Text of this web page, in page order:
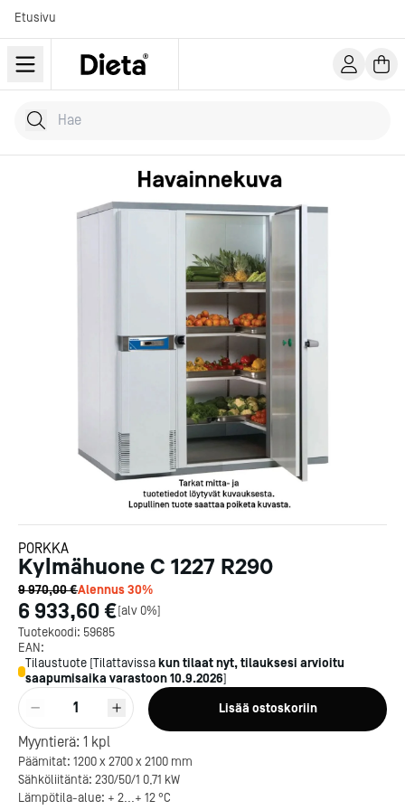
Etusivu
Hae tuotteita
Kirjoita hakusana...
PORKKA
Kylmähuone C 1227 R290
9 970,00 €Alennus30%
6 933,60 €[alv 0%]
Tuotekoodi: 59685
EAN:
Tilaustuote [Tilattavissa kun tilaat nyt, tilauksesi arvioitu
saapumisaika varastoon10.9.2026]
1 Lisää ostoskoriin
Myyntierä: 1 kpl
Päämitat: 1200 x 2700 x 2100 mm
Sähköliitäntä: 230/50/1 0,71 kW
Lämpötila-alue: + 2...+ 12 °C